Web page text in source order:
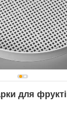
для